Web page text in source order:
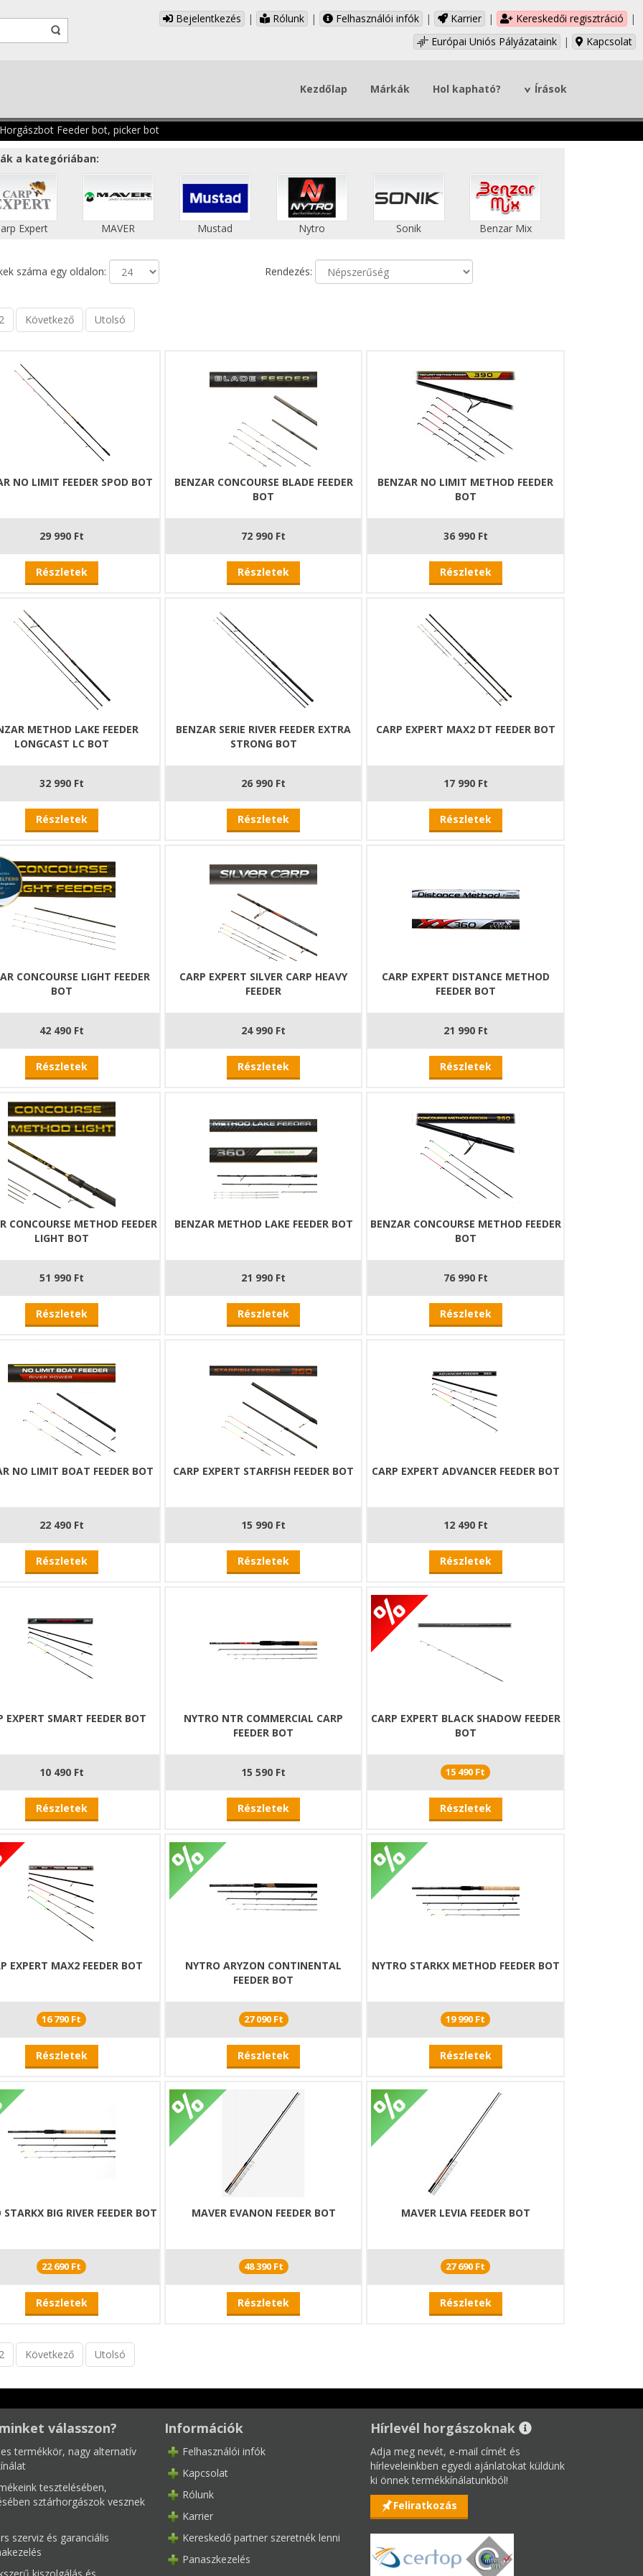
Bejelentkezés | Rólunk | Felhasználói infók | Karrier | Kereskedői regisztráció
|
Európai Uniós Pályázataink
| Kapcsolat
Kezdőlap Márkák Hol kapható? Írások
Horgászbot Feeder bot, picker bot
a kategóriában:
Expert MAVER Mustad Nytro Sonik Benzar Mix
száma egy oldalon: Rendezés:
Következő Utolsó
NO LIMIT FEEDER SPOD BOT
29 990 Ft
Részletek
BENZAR CONCOURSE BLADE FEEDER
BOT
72 990 Ft
Részletek
BENZAR NO LIMIT METHOD FEEDER
BOT
36 990 Ft
Részletek
METHOD LAKE FEEDER
LONGCAST LC BOT
32 990 Ft
Részletek
BENZAR SERIE RIVER FEEDER EXTRA
STRONG BOT
26 990 Ft
Részletek
CARP EXPERT MAX2 DT FEEDER BOT
17 990 Ft
Részletek
CONCOURSE LIGHT FEEDER
BOT
42 490 Ft
Részletek
CARP EXPERT SILVER CARP HEAVY
FEEDER
24 990 Ft
Részletek
CARP EXPERT DISTANCE METHOD
FEEDER BOT
21 990 Ft
Részletek
CONCOURSE METHOD FEEDER
LIGHT BOT
51 990 Ft
Részletek
BENZAR METHOD LAKE FEEDER BOT
21 990 Ft
Részletek
BENZAR CONCOURSE METHOD FEEDER
BOT
76 990 Ft
Részletek
NO LIMIT BOAT FEEDER BOT
22 490 Ft
Részletek
CARP EXPERT STARFISH FEEDER BOT
15 990 Ft
Részletek
CARP EXPERT ADVANCER FEEDER BOT
12 490 Ft
Részletek
EXPERT SMART FEEDER BOT
10 490 Ft
Részletek
NYTRO NTR COMMERCIAL CARP
FEEDER BOT
15 590 Ft
Részletek
CARP EXPERT BLACK SHADOW FEEDER
BOT
15 490 Ft
Részletek
EXPERT MAX2 FEEDER BOT
16 790 Ft
Részletek
NYTRO ARYZON CONTINENTAL
FEEDER BOT
27 090 Ft
Részletek
NYTRO STARKX METHOD FEEDER BOT
19 990 Ft
Részletek
BIG RIVER FEEDER BOT
22 690 Ft
Részletek
MAVER EVANON FEEDER BOT
48 390 Ft
Részletek
MAVER LEVIA FEEDER BOT
27 690 Ft
Részletek
Következő Utolsó
válasszon?
termékkör, nagy alternatív
tesztelésében,
sztárhorgászok vesznek
szerviz és garanciális
kiszolgálás és
Információk
Felhasználói infók
Kapcsolat
Rólunk
Karrier
Kereskedő partner szeretnék lenni
Panaszkezelés
Hírlevél horgászoknak
Adja meg nevét, e-mail címét és
hírleveleinkben egyedi ajánlatokat küldünk
ki önnek termékkínálatunkból!
Feliratkozás